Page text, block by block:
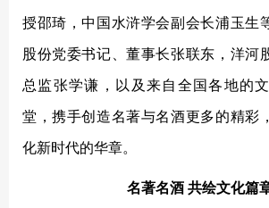
授邵琦，中国水浒学会副会长浦玉生
股份党委书记、董事长张联东，洋河
总监张学谦，以及来自全国各地的
堂，携手创造名著与名酒更多的精彩
化新时代的华章。
名著名酒 共绘文化篇